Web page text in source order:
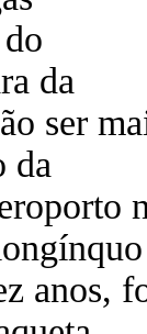
da
ser
da
anos,